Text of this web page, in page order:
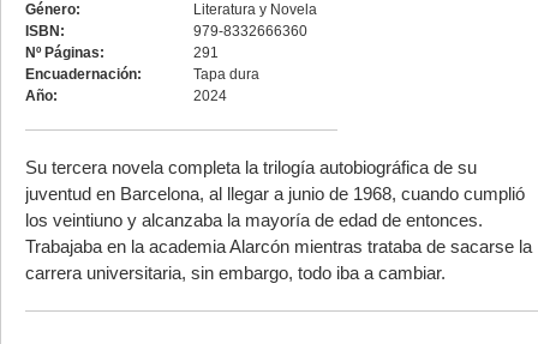
Género:
Literatura y Novela
ISBN:
979-8332666360
Nº Páginas:
291
Encuadernación:
Tapa dura
Año:
2024
Su tercera novela completa la trilogía autobiográfica de su
juventud en Barcelona, al llegar a junio de 1968, cuando cumplió
los veintiuno y alcanzaba la mayoría de edad de entonces.
Trabajaba en la academia Alarcón mientras trataba de sacarse la
carrera universitaria, sin embargo, todo iba a cambiar.